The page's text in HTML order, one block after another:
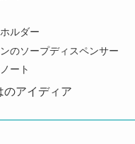
ルダー
のソープディスペンサー
ート
アイディア